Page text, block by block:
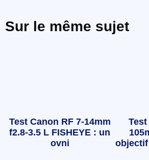
Sur le même sujet
Test Canon RF 7-14mm
f2.8-3.5 L FISHEYE : un
ovni
Test